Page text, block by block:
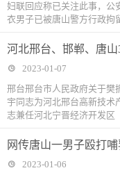
妇联回应称已关注此事，公
衣男子已被唐山警方行政拘
河北邢台、邯郸、唐山
2023-01-07
邢台邢台市人民政府关于樊
宇同志为河北邢台高新技术
志兼任河北宁晋经济开发区
网传唐山一男子殴打
2023-01-06